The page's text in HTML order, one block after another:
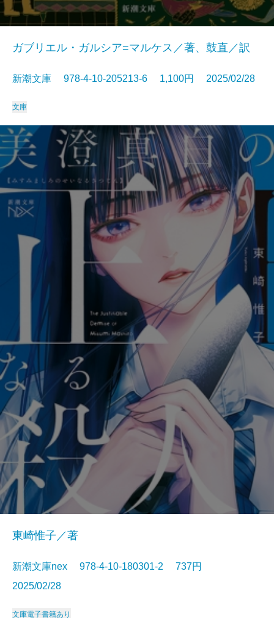
ガブリエル・ガルシア=マルケス／著、鼓直／訳
新潮文庫 978-4-10-205213-6 1,100円 2025/02/28
文庫
東崎惟子／著
新潮文庫nex 978-4-10-180301-2 737円
2025/02/28
文庫電子書籍あり